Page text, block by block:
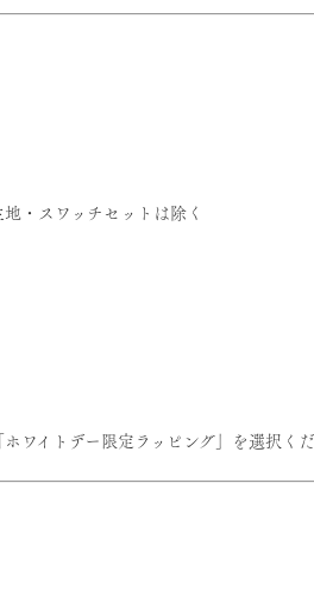
スワッチセットは除く
ワイトデー限定ラッピング」を選択く